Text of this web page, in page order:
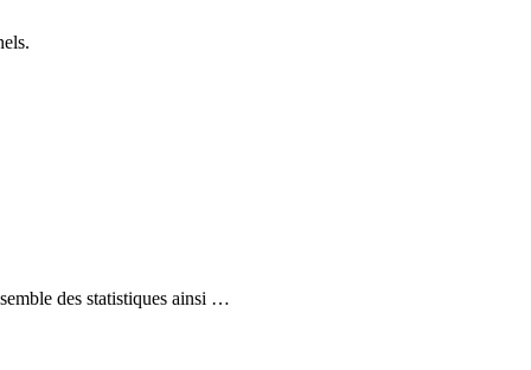
des statistiques ainsi …